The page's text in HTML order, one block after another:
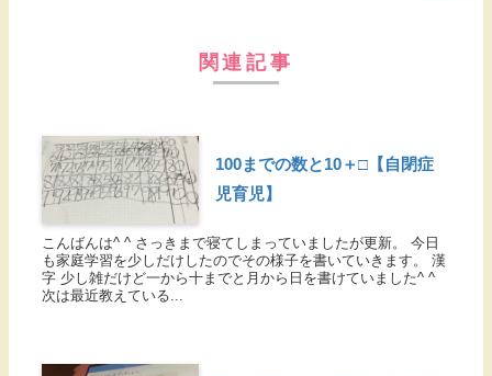
関連記事
100までの数と10＋□【自閉症
児育児】
こんばんは^ ^ さっきまで寝てしまっていましたが更新。 今日
も家庭学習を少しだけしたのでその様子を書いていきます。 漢
字 少し雑だけど一から十までと月から日を書けていました^ ^
次は最近教えている...